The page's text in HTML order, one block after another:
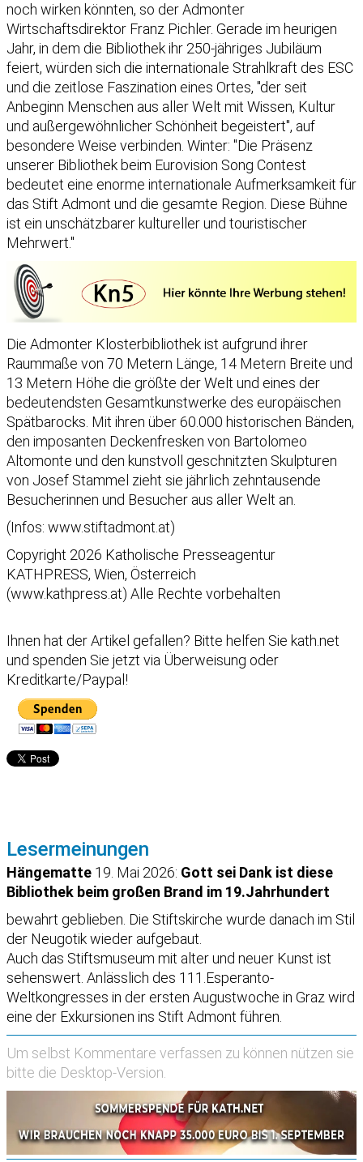
noch wirken könnten, so der Admonter
Wirtschaftsdirektor Franz Pichler. Gerade im heurigen
Jahr, in dem die Bibliothek ihr 250-jähriges Jubiläum
feiert, würden sich die internationale Strahlkraft des ESC
und die zeitlose Faszination eines Ortes, "der seit
Anbeginn Menschen aus aller Welt mit Wissen, Kultur
und außergewöhnlicher Schönheit begeistert", auf
besondere Weise verbinden. Winter: "Die Präsenz
unserer Bibliothek beim Eurovision Song Contest
bedeutet eine enorme internationale Aufmerksamkeit für
das Stift Admont und die gesamte Region. Diese Bühne
ist ein unschätzbarer kultureller und touristischer
Mehrwert."
Die Admonter Klosterbibliothek ist aufgrund ihrer
Raummaße von 70 Metern Länge, 14 Metern Breite und
13 Metern Höhe die größte der Welt und eines der
bedeutendsten Gesamtkunstwerke des europäischen
Spätbarocks. Mit ihren über 60.000 historischen Bänden,
den imposanten Deckenfresken von Bartolomeo
Altomonte und den kunstvoll geschnitzten Skulpturen
von Josef Stammel zieht sie jährlich zehntausende
Besucherinnen und Besucher aus aller Welt an.
(Infos: www.stiftadmont.at)
Copyright 2026 Katholische Presseagentur
KATHPRESS, Wien, Österreich
(www.kathpress.at) Alle Rechte vorbehalten
Ihnen hat der Artikel gefallen? Bitte helfen Sie kath.net
und spenden Sie jetzt via Überweisung oder
Kreditkarte/Paypal!
Lesermeinungen
Hängematte 19. Mai 2026: Gott sei Dank ist diese
Bibliothek beim großen Brand im 19.Jahrhundert
bewahrt geblieben. Die Stiftskirche wurde danach im Stil
der Neugotik wieder aufgebaut.
Auch das Stiftsmuseum mit alter und neuer Kunst ist
sehenswert. Anlässlich des 111.Esperanto-
Weltkongresses in der ersten Augustwoche in Graz wird
eine der Exkursionen ins Stift Admont führen.
Um selbst Kommentare verfassen zu können nützen sie
bitte die Desktop-Version